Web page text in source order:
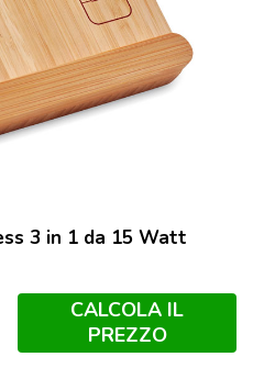
3 in 1 da 15 Watt
CALCOLA IL
PREZZO